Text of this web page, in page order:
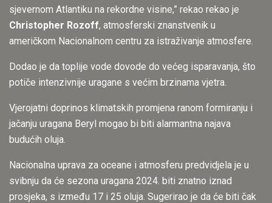
sjevernom Atlantiku na rekordne visine,” rekao rekao je
Christopher Rozoff, atmosferski znanstvenik u
američkom Nacionalnom centru za istraživanje atmosfere.
Dodao je da toplije vode dovode do većeg isparavanja, što
potiče intenzivnije uragane s većim brzinama vjetra.
Vjerojatni doprinos klimatskih promjena ranom formiranju i
jačanju uragana Beryl mogao bi biti alarmantna najava
budućih oluja.
Nacionalna uprava za oceane i atmosferu predvidjela je u
svibnju da će sezona uragana 2024. biti znatno iznad
prosjeka, s između 17 i 25 oluja. Sugerirao je da će biti čak